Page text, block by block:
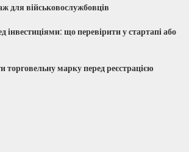
для військовослужбовців
інвестиціями: що перевірити у стартапі або
торговельну марку перед реєстрацією